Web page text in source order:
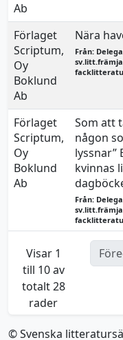
Ab
Förlaget
Scriptum,
Oy
Boklund
Ab
Nära
Från:
Förlaget
Scriptum,
Oy
Boklund
Ab
Som att
någon
lyssnar”
kvinnas
Från:
Visar 1
till 10 av
totalt 28
rader
© Svenska